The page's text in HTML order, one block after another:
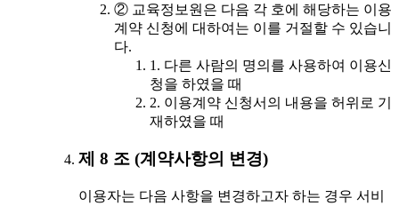
② 교육정보원은 다음 각 호에 해당하는 이용
계약 신청에 대하여는 이를 거절할 수 있습니
다.
1. 다른 사람의 명의를 사용하여 이용신
청을 하였을 때
2. 이용계약 신청서의 내용을 허위로 기
재하였을 때
제 8 조 (계약사항의 변경)
이용자는 다음 사항을 변경하고자 하는 경우 서비